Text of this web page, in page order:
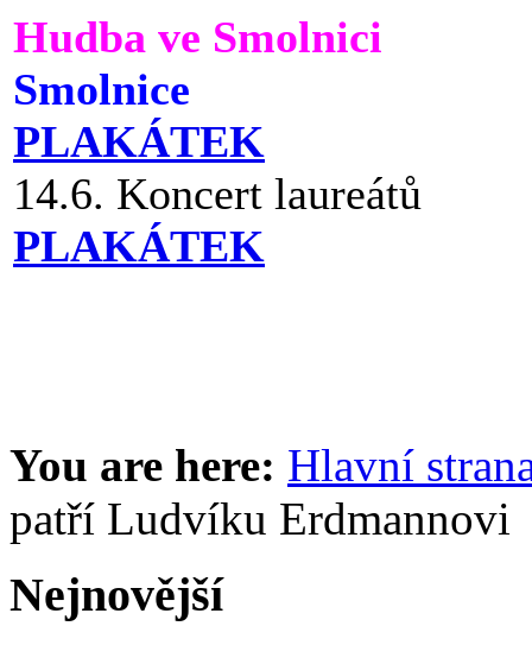
Hudba ve Smolnici
Smolnice
PLAKÁTEK
14.6. Koncert laureátů
PLAKÁTEK
You are here: Hlavní
patří Ludvíku Erdmannovi
Nejnovější